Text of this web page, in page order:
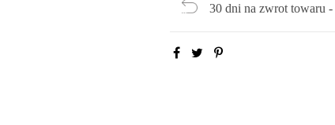
30 dni na zwrot towaru -